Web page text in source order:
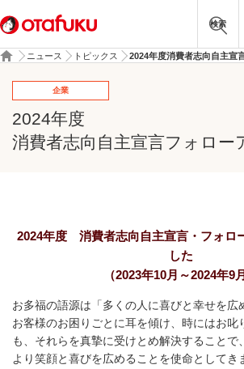
検索
ニュース トピックス 2024年度消費者志向自主宣
企業
2024年度
消費者志向自主宣言フォロー
2024年度 消費者志向自主宣言・フォロ
した
（2023年10月～2024年9月
お多福の語源は「多くの人に喜びと幸せを広
お客様のお困りごとに耳を傾け、時にはお叱
も、それらを真摯に受けとめ解決することで、
より笑顔と喜びを広めることを使命としてき